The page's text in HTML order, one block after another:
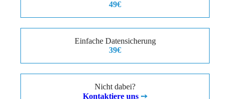
49€
Einfache Datensicherung
39€
Nicht dabei?
Kontaktiere uns ➙